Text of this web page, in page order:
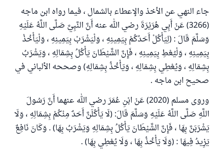
جاء النهي عن الأخذ والإعطاء بالشمال ، فيما رواه ابن ماجه
(3266) عَنْ أَبِي هُرَيْرَةَ رضي الله عنه أَنَّ النَّبِيَّ صَلَّى اللَّهُ عَلَيْهِ
وَسَلَّمَ قَالَ : (لِيَأْكُلْ أَحَدُكُمْ بِيَمِينِهِ ، وَلْيَشْرَبْ بِيَمِينِهِ ، وَلْيَأْخُذْ
بِيَمِينِهِ ، وَلْيُعْطِ بِيَمِينِهِ ، فَإِنَّ الشَّيْطَانَ يَأْكُلُ بِشِمَالِهِ ، وَيَشْرَبُ
بِشِمَالِهِ ، وَيُعْطِي بِشِمَالِهِ ، وَيَأْخُذُ بِشِمَالِهِ) وصححه الألباني في
صحيح ابن ماجه .
وروى مسلم (2020) عَنْ ابْنِ عُمَرَ رضي الله عنهما أَنَّ رَسُولَ
اللَّهِ صَلَّى اللَّهُ عَلَيْهِ وَسَلَّمَ قَالَ: (لَا يَأْكُلَنَّ أَحَدٌ مِنْكُمْ بِشِمَالِهِ ، وَلَا
يَشْرَبَنَّ بِهَا ، فَإِنَّ الشَّيْطَانَ يَأْكُلُ بِشِمَالِهِ وَيَشْرَبُ بِهَا) . وَكَانَ نَافِعٌ
يَزِيدُ فِيهَا : (وَلَا يَأْخُذُ بِهَا ، وَلَا يُعْطِي بِهَا) .